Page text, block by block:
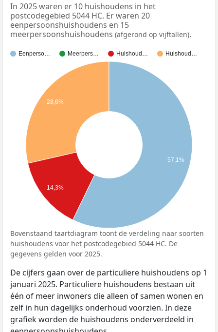
In 2025 waren er 10 huishoudens in het
postcodegebied 5044 HC. Er waren 20
eenpersoonshuishoudens en 15
meerpersoonshuishoudens (afgerond op vijftallen).
Eenperso… Meerpers… Huishoud… Huishoud…
28,6%
14,3%
57,1%
Bovenstaand taartdiagram toont de verdeling naar soorten
huishoudens voor het postcodegebied 5044 HC. De
gegevens gelden voor 2025.
De cijfers gaan over de particuliere huishoudens op 1
januari 2025. Particuliere huishoudens bestaan uit
één of meer inwoners die alleen of samen wonen en
zelf in hun dagelijks onderhoud voorzien. In deze
grafiek worden de huishoudens onderverdeeld in